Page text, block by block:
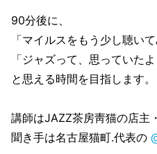
90分後に、
「マイルスをもう少し聴いて
「ジャズって、思っていた
と思える時間を目指します。
講師はJAZZ茶房靑猫の店主
聞き手は名古屋猫町.代表の